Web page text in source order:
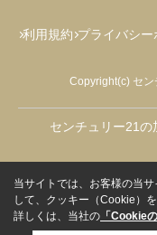
利用規約 プライバシー
Copyright(c) セ
センチュリー21の
当サイトでは、お客様の当
して、クッキー（Cookie）を
詳しくは、当社の 「Cookie